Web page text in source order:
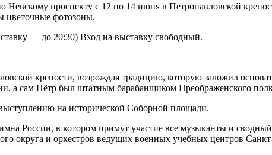
проспекту с 12 по 14 июня в Петропавловской
цветочные фотозоны.
— до 20:30) Вход на выставку свободный.
крепости, возрождая традицию, которую заложил
а сам Пётр был штатным барабанщиком Преображенского
на исторической Соборной площади.
России, в котором примут участие все музыканты и
округа и оркестров ведущих военных учебных центров